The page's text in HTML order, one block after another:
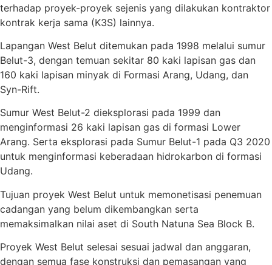
terhadap proyek-proyek sejenis yang dilakukan kontraktor
kontrak kerja sama (K3S) lainnya.
Lapangan West Belut ditemukan pada 1998 melalui sumur
Belut-3, dengan temuan sekitar 80 kaki lapisan gas dan
160 kaki lapisan minyak di Formasi Arang, Udang, dan
Syn-Rift.
Sumur West Belut-2 dieksplorasi pada 1999 dan
menginformasi 26 kaki lapisan gas di formasi Lower
Arang. Serta eksplorasi pada Sumur Belut-1 pada Q3 2020
untuk menginformasi keberadaan hidrokarbon di formasi
Udang.
Tujuan proyek West Belut untuk memonetisasi penemuan
cadangan yang belum dikembangkan serta
memaksimalkan nilai aset di South Natuna Sea Block B.
Proyek West Belut selesai sesuai jadwal dan anggaran,
dengan semua fase konstruksi dan pemasangan yang